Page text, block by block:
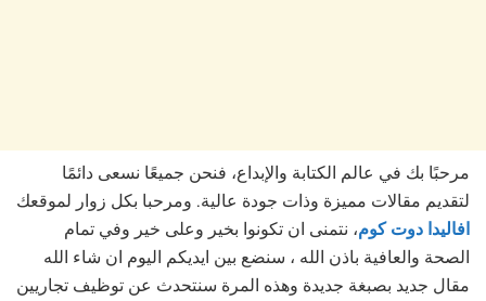
مرحبًا بك في عالم الكتابة والإبداع، فنحن جميعًا نسعى دائمًا
لتقديم مقالات مميزة وذات جودة عالية. ومرحبا بكل زوار لموقعك
افاليدا دوت كوم، نتمنى ان تكونوا بخير وعلى خير وفي تمام
الصحة والعافية باذن الله ، سنضع بين ايديكم اليوم ان شاء الله
مقال جديد بصبغة جديدة وهذه المرة سنتحدث عن توظيف تجاريين